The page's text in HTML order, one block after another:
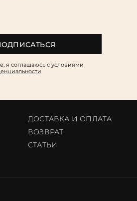
я соглашаюсь c условиями
ДОСТАВКА И ОПЛАТА
ВОЗВРАТ
CТАТЬИ